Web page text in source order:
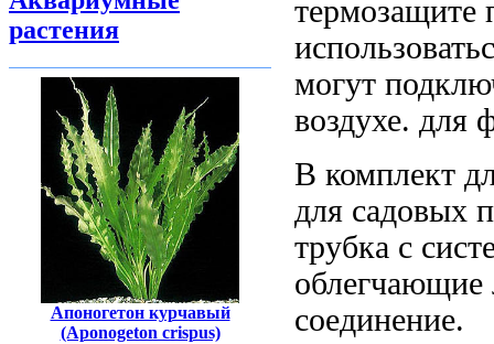
растения
Апоногетон курчавый
(Aponogeton crispus)
термозащите
могут
воздухе. для
В комплект
для садовых
трубка с
облегчающие
соединение.